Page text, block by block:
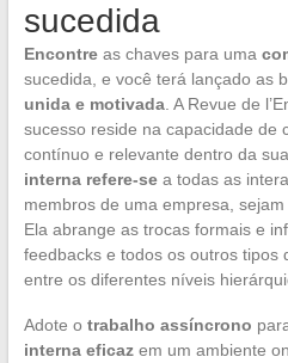
sucedida
Encontreas chaves para uma
sucedida, e você terá lançado as
unida e motivada. A Revue de
sucesso reside na capacidade de
contínuo e relevante dentro da
interna refere-sea todas as
membros de uma empresa,
Ela abrange as trocas formais e
feedbacks e todos os outros tipos
entre os diferentes níveis
Adote o trabalho assíncrono
interna eficazem um ambiente